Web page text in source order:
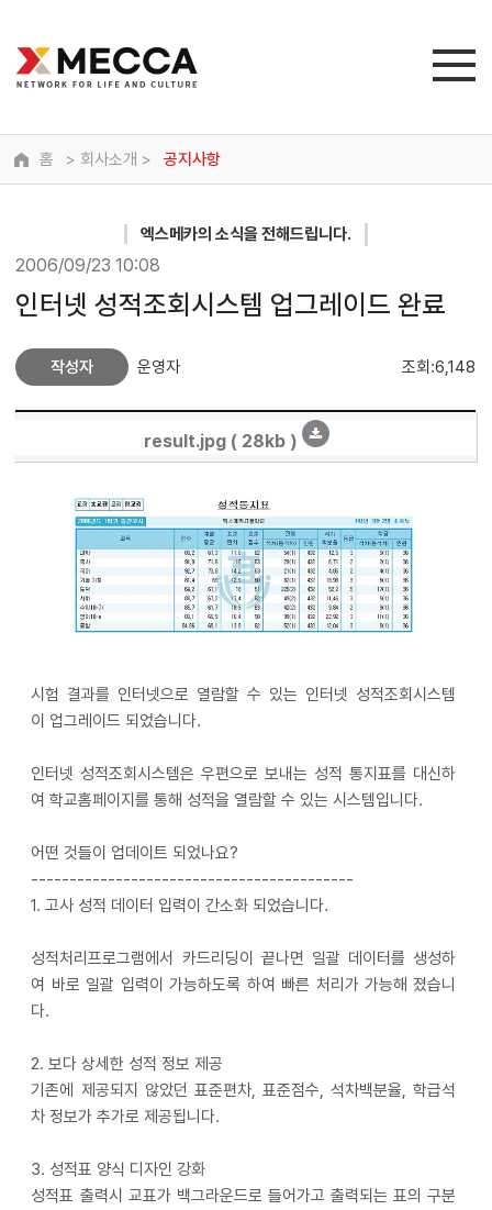
홈 > 회사소개 > 공지사항
엑스메카의 소식을 전해드립니다.
2006/09/23 10:08
인터넷 성적조회시스템 업그레이드 완료
작성자 운영자 조회:6,148
result.jpg ( 28kb )
시험 결과를 인터넷으로 열람할 수 있는 인터넷 성적조회시스템
이 업그레이드 되었습니다.
인터넷 성적조회시스템은 우편으로 보내는 성적 통지표를 대신하
여 학교홈페이지를 통해 성적을 열람할 수 있는 시스템입니다.
어떤 것들이 업데이트 되었나요?
------------------------------------------
1. 고사 성적 데이터 입력이 간소화 되었습니다.
성적처리프로그램에서 카드리딩이 끝나면 일괄 데이터를 생성하
여 바로 일괄 입력이 가능하도록 하여 빠른 처리가 가능해 졌습니
다.
2. 보다 상세한 성적 정보 제공
기존에 제공되지 않았던 표준편차, 표준점수, 석차백분율, 학급석
차 정보가 추가로 제공됩니다.
3. 성적표 양식 디자인 강화
성적표 출력시 교표가 백그라운드로 들어가고 출력되는 표의 구분